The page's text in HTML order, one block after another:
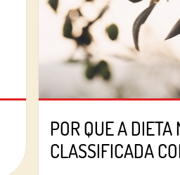
POR QUE A
CLASSIFICADA